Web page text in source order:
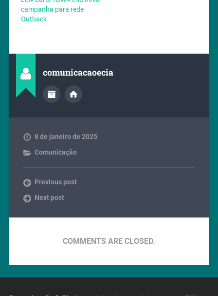
campanha para rede
Outback
comunicacaoecia
8 de janeiro de 2025
Comunicação
Previous post
Next post
COMMENTS ARE CLOSED.